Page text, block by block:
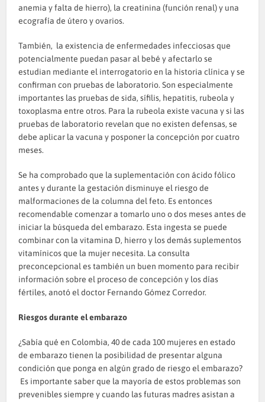
anemia y falta de hierro), la creatinina (función renal) y una
ecografía de útero y ovarios.
También, la existencia de enfermedades infecciosas que
potencialmente puedan pasar al bebé y afectarlo se
estudian mediante el interrogatorio en la historia clínica y se
confirman con pruebas de laboratorio. Son especialmente
importantes las pruebas de sida, sífilis, hepatitis, rubeola y
toxoplasma entre otros. Para la rubeola existe vacuna y si las
pruebas de laboratorio revelan que no existen defensas, se
debe aplicar la vacuna y posponer la concepción por cuatro
meses.
Se ha comprobado que la suplementación con ácido fólico
antes y durante la gestación disminuye el riesgo de
malformaciones de la columna del feto. Es entonces
recomendable comenzar a tomarlo uno o dos meses antes de
iniciar la búsqueda del embarazo. Esta ingesta se puede
combinar con la vitamina D, hierro y los demás suplementos
vitamínicos que la mujer necesita. La consulta
preconcepcional es también un buen momento para recibir
información sobre el proceso de concepción y los días
fértiles, anotó el doctor Fernando Gómez Corredor.
Riesgos durante el embarazo
¿Sabía qué en Colombia, 40 de cada 100 mujeres en estado
de embarazo tienen la posibilidad de presentar alguna
condición que ponga en algún grado de riesgo el embarazo?
Es importante saber que la mayoría de estos problemas son
prevenibles siempre y cuando las futuras madres asistan a